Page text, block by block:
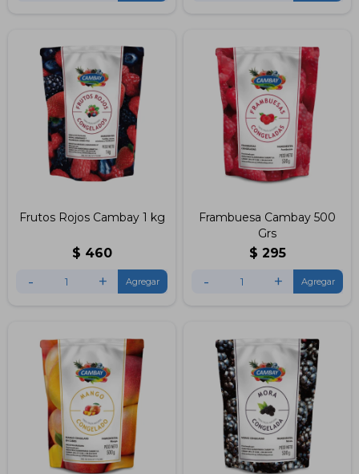
Frutos Rojos Cambay 1 kg
$ 460
- +
Frambuesa Cambay 500
Grs
$ 295
- +